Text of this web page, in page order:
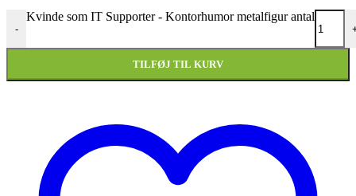
-
Kvinde som IT Supporter - Kontorhumor metalfigur antal
TILFØJ TIL KURV